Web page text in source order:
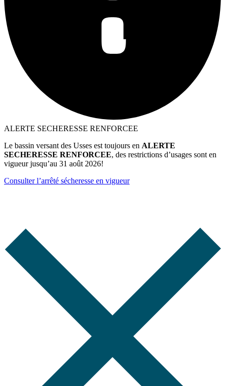
ALERTE SECHERESSE RENFORCEE
Le bassin versant des Usses est toujours en ALERTE
SECHERESSE RENFORCEE, des restrictions d’usages sont en
vigueur jusqu’au 31 août 2026!
Consulter l’arrêté sécheresse en vigueur